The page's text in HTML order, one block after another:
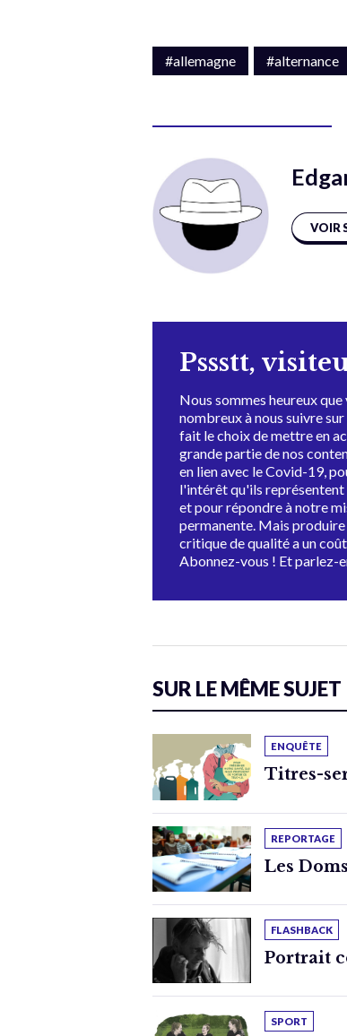
#allemagne #alternance
VOIR
Pssstt,
Nous sommes heureux que
nombreux à nous suivre
fait le choix de mettre en
grande partie de nos
en lien avec le Covid-19,
l'intérêt qu'ils
et pour répondre à notre
permanente. Mais
critique de qualité a un
Abonnez-vous ! Et parlez-
SUR LE MÊME SUJET
ENQUÊTE
Titres-
REPORTAGE
Les
FLASHBACK
Portrait
SPORT